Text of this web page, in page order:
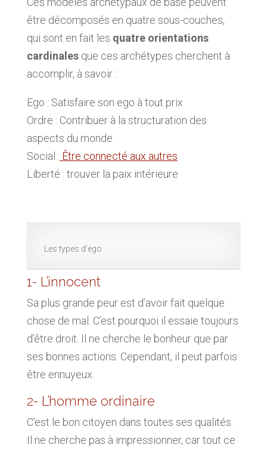
être décomposés en quatre sous-couches,
qui sont en fait les quatre orientations
cardinalesque ces archétypes cherchent à
accomplir, à savoir :
Ego : Satisfaire son ego à tout prix
Ordre : Contribuer à la structuration des
aspects du monde
Social : Être connecté aux autres
Liberté : trouver la paix intérieure
Les types d’ego
1- L’innocent
Sa plus grande peur est d’avoir fait quelque
chose de mal. C’est pourquoi il essaie toujours
d’être droit. Il ne cherche le bonheur que par
ses bonnes actions. Cependant, il peut parfois
être ennuyeux.
2- L’homme ordinaire
C’est le bon citoyen dans toutes ses qualités.
Il ne cherche pas à impressionner, car tout ce